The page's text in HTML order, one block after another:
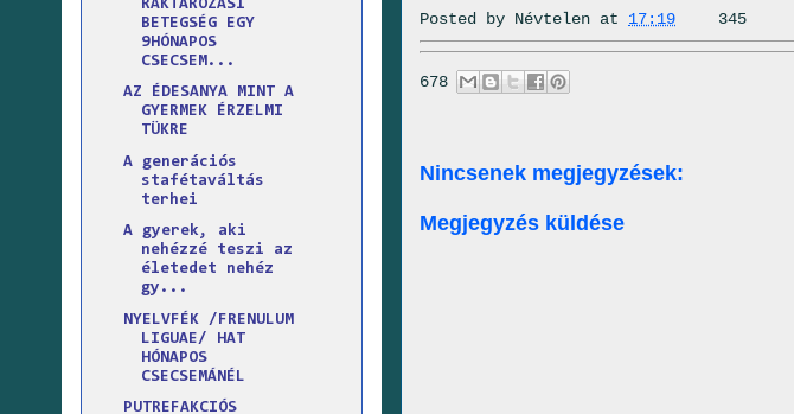
Posted by Névtelen at 17:19 345
678
Nincsenek megjegyzések:
Megjegyzés küldése
RAKTÁROZÁSI
BETEGSÉG EGY
9HÓNAPOS
CSECSEM...
AZ ÉDESANYA MINT A
GYERMEK ÉRZELMI
TÜKRE
A generációs
stafétaváltás
terhei
A gyerek, aki
nehézzé teszi az
életedet nehéz
gy...
NYELVFÉK /FRENULUM
LIGUAE/ HAT
HÓNAPOS
CSECSEMÁNÉL
PUTREFAKCIÓS